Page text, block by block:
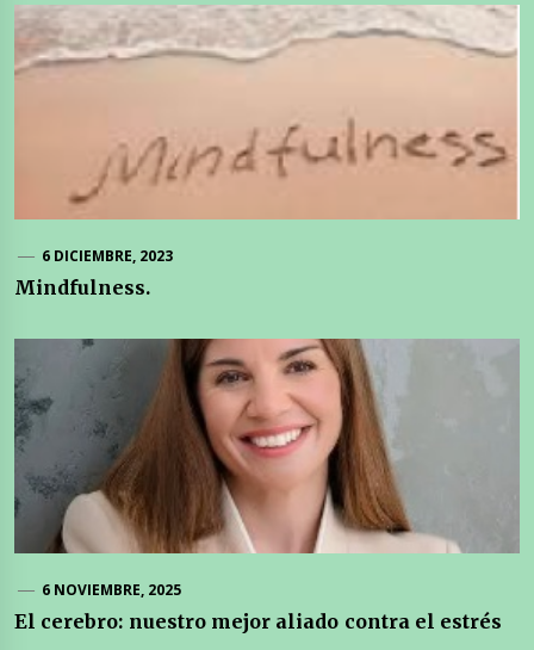
6 DICIEMBRE, 2023
Mindfulness.
6 NOVIEMBRE, 2025
El cerebro: nuestro mejor aliado contra el estrés